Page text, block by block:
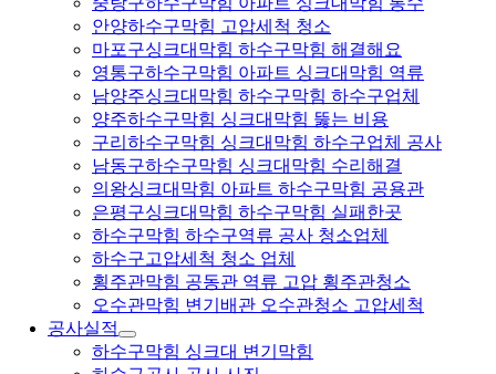
안양하수구막힘 고압세척 청소
마포구싱크대막힘 하수구막힘 해결해요
영통구하수구막힘 아파트 싱크대막힘 역류
남양주싱크대막힘 하수구막힘 하수구업체
양주하수구막힘 싱크대막힘 뚫는 비용
구리하수구막힘 싱크대막힘 하수구업체 공사
남동구하수구막힘 싱크대막힘 수리해결
의왕싱크대막힘 아파트 하수구막힘 공용관
은평구싱크대막힘 하수구막힘 실패한곳
하수구막힘 하수구역류 공사 청소업체
하수구고압세척 청소 업체
횡주관막힘 공동관 역류 고압 횡주관청소
오수관막힘 변기배관 오수관청소 고압세척
공사실적
하수구막힘 싱크대 변기막힘